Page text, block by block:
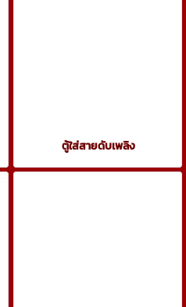
ตู้ใส่สายดับเพลิง